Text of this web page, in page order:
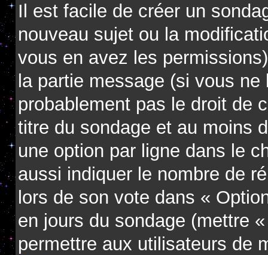
Il est facile de créer un
nouveau sujet ou la
vous en avez les
la partie message (si vous
probablement pas le droit de
titre du sondage et au moins
une option par ligne dans le
aussi indiquer le nombre de
lors de son vote dans «
en jours du sondage (mettre
permettre aux utilisateurs de